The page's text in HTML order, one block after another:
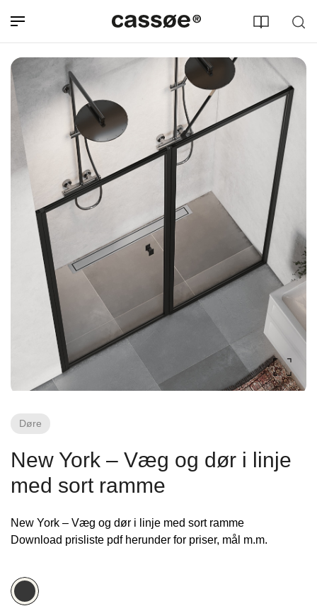
Døre
New York – Væg og dør i linje
med sort ramme
New York – Væg og dør i linje med sort ramme
Download prisliste pdf herunder for priser, mål m.m.
Søg efter adresse
Fliseforum Silkeborg
Stagehøj Tværvej 5, 8600 Silkeborg,
Nettoline Ribe